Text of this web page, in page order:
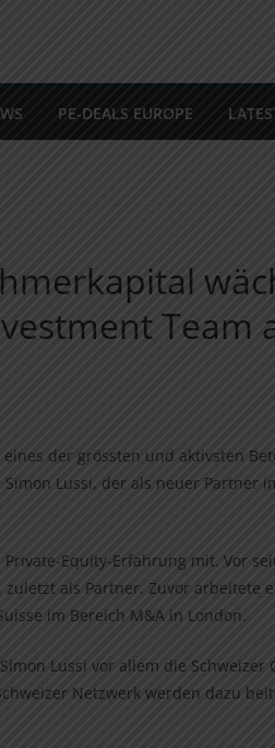
PE-DEALS EUROPE
Team
eines der grössten und aktivsten
Lussi, der als neuer Partner
Equity-Erfahrung mit. Vor
zuletzt als Partner. Zuvor arbeitete
im Bereich M&A in London.
Lussi vor allem die Schweizer
Netzwerk werden dazu